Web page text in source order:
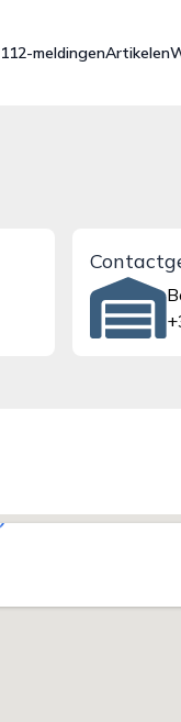
112-meldingenArtikelen